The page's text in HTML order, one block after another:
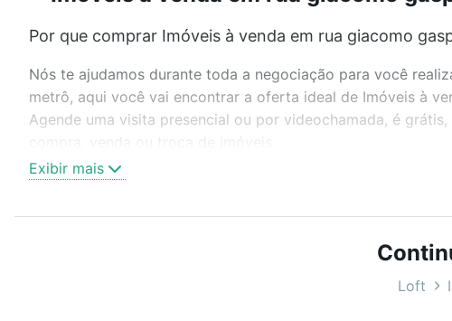
Por que comprar Imóveis à venda em rua giacomo
Nós te ajudamos durante toda a negociação para você
metrô, aqui você vai encontrar a oferta ideal de Imóveis à
Agende uma visita presencial ou por videochamada, é
Como escolher um imóvel?
Use barra de busca no topo para pesquisar por ruas,
ou sem vaga de garagem para combinar perfeitamente
Imóveis à venda em rua giacomo gasparin - Nossa
Exibir mais
Loft